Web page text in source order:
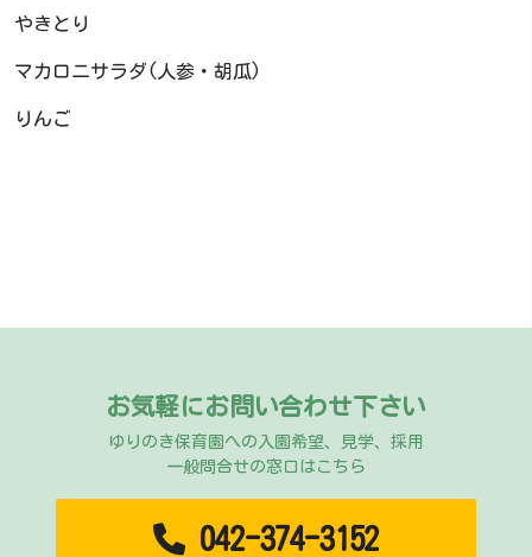
やきとり
マカロニサラダ(人参・胡瓜)
りんご
お気軽にお問い合わせ下さい
ゆりのき保育園への入園希望、見学、採用
一般問合せの窓口はこちら
042-374-3152